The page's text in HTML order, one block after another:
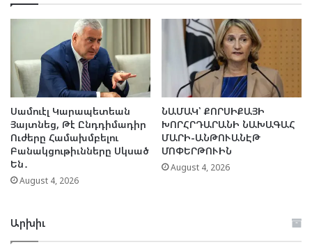
Սամուէլ Կարապետեան
Յայտնեց, Թէ Ընդդիմադիր
Ուժերը Համախմբելու
Բանակցութիւնները Սկսած
Են․
August 4, 2026
ՆԱՄԱԿ՝ ՔՈՐՍԻՔԱՅԻ
ԽՈՐՀՐԴԱՐԱՆԻ ՆԱԽԱԳԱՀ
ՄԱՐԻ-ԱՆԹՈՒԱՆԷԹ
ՄՈՓԵՐԹՈՒԻՆ
August 4, 2026
Արխիւ